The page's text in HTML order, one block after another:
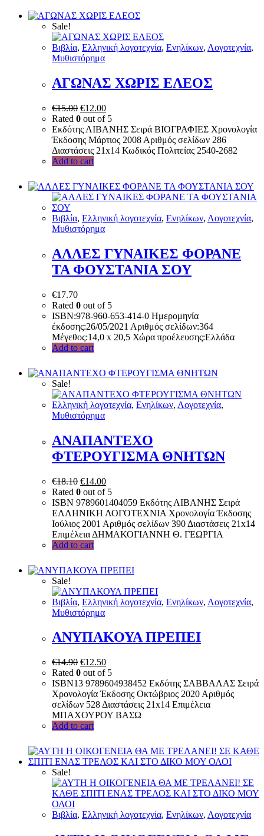
Sale!
Bιβλία, Ελληνική λογοτεχνία, Ενηλίκων, Λογοτεχνία,
Μυθιστόρημα
ΑΓΩΝΑΣ ΧΩΡΙΣ ΕΛΕΟΣ
€15.00 €12.00
Rated 0 out of 5
Εκδότης ΛΙΒΑΝΗΣ Σειρά ΒΙΟΓΡΑΦΙΕΣ Χρονολογία
Έκδοσης Μάρτιος 2008 Αριθμός σελίδων 286
Διαστάσεις 21x14 Κωδικός Πολιτείας 2540-2682
Add to cart
Bιβλία, Ελληνική λογοτεχνία, Ενηλίκων, Λογοτεχνία,
Μυθιστόρημα
ΑΛΛΕΣ ΓΥΝΑΙΚΕΣ ΦΟΡΑΝΕ
ΤΑ ΦΟΥΣΤΑΝΙΑ ΣΟΥ
€17.70
Rated 0 out of 5
ISBN:978-960-653-414-0 Ημερομηνία
έκδοσης:26/05/2021 Αριθμός σελίδων:364
Μέγεθος:14,0 x 20,5 Χώρα προέλευσης:Ελλάδα
Add to cart
Sale!
Ελληνική λογοτεχνία, Ενηλίκων, Λογοτεχνία,
Μυθιστόρημα
ΑΝΑΠΑΝΤΕΧΟ
ΦΤΕΡΟΥΓΙΣΜΑ ΘΝΗΤΩΝ
€18.10 €14.00
Rated 0 out of 5
ISBN 9789601404059 Εκδότης ΛΙΒΑΝΗΣ Σειρά
ΕΛΛΗΝΙΚΗ ΛΟΓΟΤΕΧΝΙΑ Χρονολογία Έκδοσης
Ιούλιος 2001 Αριθμός σελίδων 390 Διαστάσεις 21x14
Επιμέλεια ΔΗΜΑΚΟΓΙΑΝΝΗ Θ. ΓΕΩΡΓΙΑ
Add to cart
Sale!
Bιβλία, Ελληνική λογοτεχνία, Ενηλίκων, Λογοτεχνία,
Μυθιστόρημα
ΑΝΥΠΑΚΟΥΑ ΠΡΕΠΕΙ
€14.90 €12.50
Rated 0 out of 5
ISBN13 9789604938452 Εκδότης ΣΑΒΒΑΛΑΣ Σειρά
Χρονολογία Έκδοσης Οκτώβριος 2020 Αριθμός
σελίδων 528 Διαστάσεις 21x14 Επιμέλεια
ΜΠΑΧΟΥΡΟΥ ΒΑΣΩ
Add to cart
Sale!
Bιβλία, Ελληνική λογοτεχνία, Ενηλίκων, Λογοτεχνία